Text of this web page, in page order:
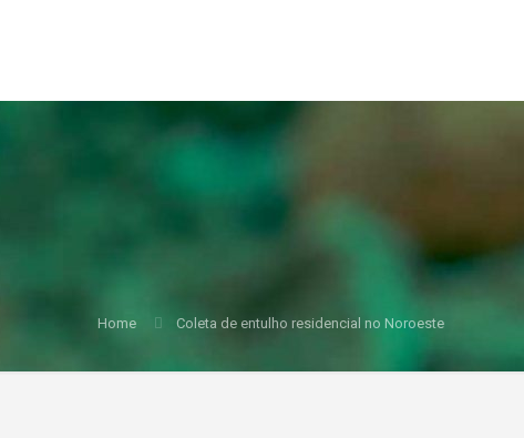
Home Coleta de entulho residencial no Noroeste